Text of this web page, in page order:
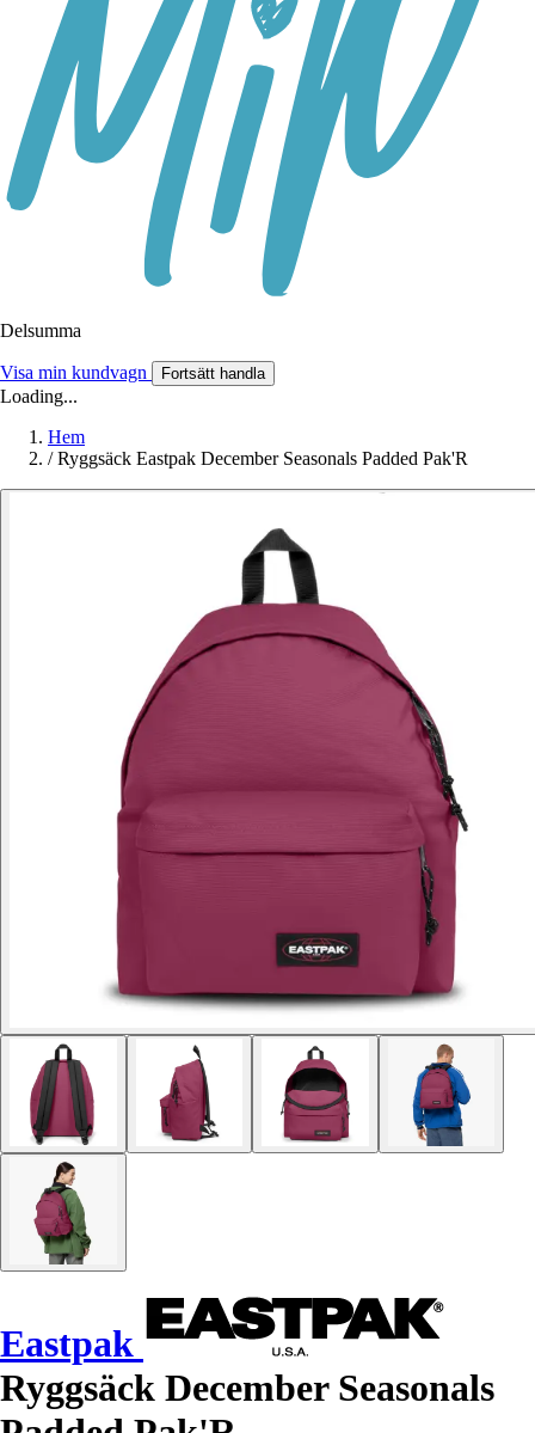
Delsumma
Visa min kundvagn Fortsätt handla
Loading...
Hem
/ Ryggsäck Eastpak December Seasonals Padded Pak'R
Eastpak
Ryggsäck December Seasonals